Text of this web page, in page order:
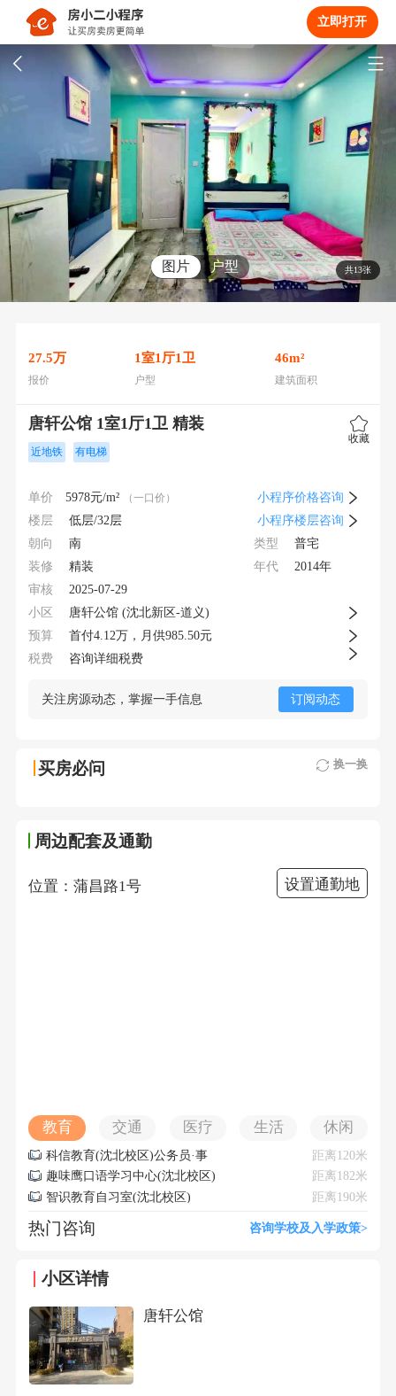
立即打开
共13张
图片 户型
27.5万
报价
1室1 厅1 卫
户型
46m²
建筑面积
唐轩公馆 1室1厅1卫 精装
收藏
近地铁
有电梯
单价 5978元/m² （一口价） 小程序价格咨询
楼层 低层/32层 小程序楼层咨询
朝向 南 类型 普宅
装修 精装 年代 2014年
审核 2025-07-29
小区 唐轩公馆 (沈北新区-道义)
预算 首付4.12万，月供985.50元
税费 咨询详细税费
关注房源动态，掌握一手信息 订阅动态
买房必问 换一换
周边配套及通勤
位置：蒲昌路1号 设置通勤地
教育 交通 医疗 生活 休闲
科信教育(沈北校区)公务员·事
业编制类培训
距离120米
趣味鹰口语学习中心(沈北校区)
距离182米
智识教育自习室(沈北校区)
距离190米
热门咨询 咨询学校及入学政策>
小区详情
唐轩公馆